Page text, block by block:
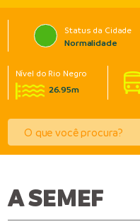
Status da Cidade
Normalidade
Nível do Rio Negro
26.95m
A SEMEF